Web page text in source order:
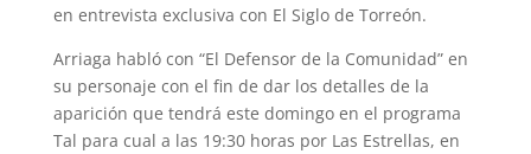
en entrevista exclusiva con El Siglo de Torreón.
Arriaga habló con “El Defensor de la Comunidad” en
su personaje con el fin de dar los detalles de la
aparición que tendrá este domingo en el programa
Tal para cual a las 19:30 horas por Las Estrellas, en